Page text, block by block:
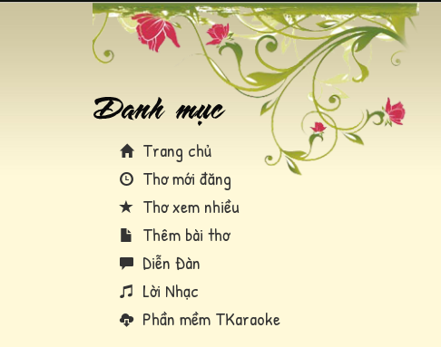
Trang chủ
Thơ mới đăng
Thơ xem nhiều
Thêm bài thơ
Diễn Đàn
Lời Nhạc
Phần mềm TKaraoke